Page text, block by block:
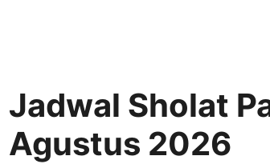
Jadwal Sholat
Agustus 2026